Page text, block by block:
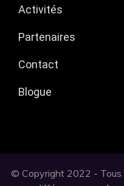
Activités
Partenaires
Contact
Blogue
© Copyright 2022 - Tous